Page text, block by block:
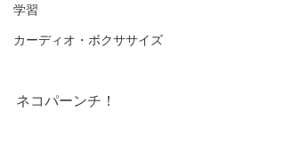
学習
カーディオ・ボクササイズ
ネコパーンチ！